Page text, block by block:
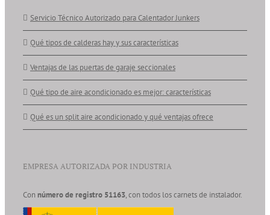
Servicio Técnico Autorizado para Calentador Junkers
Qué tipos de calderas hay y sus características
Ventajas de las puertas de garaje seccionales
Qué tipo de aire acondicionado es mejor: características
Qué es un split aire acondicionado y qué ventajas ofrece
EMPRESA AUTORIZADA POR INDUSTRIA
Con número de registro 51163, con todos los carnets de instalador.